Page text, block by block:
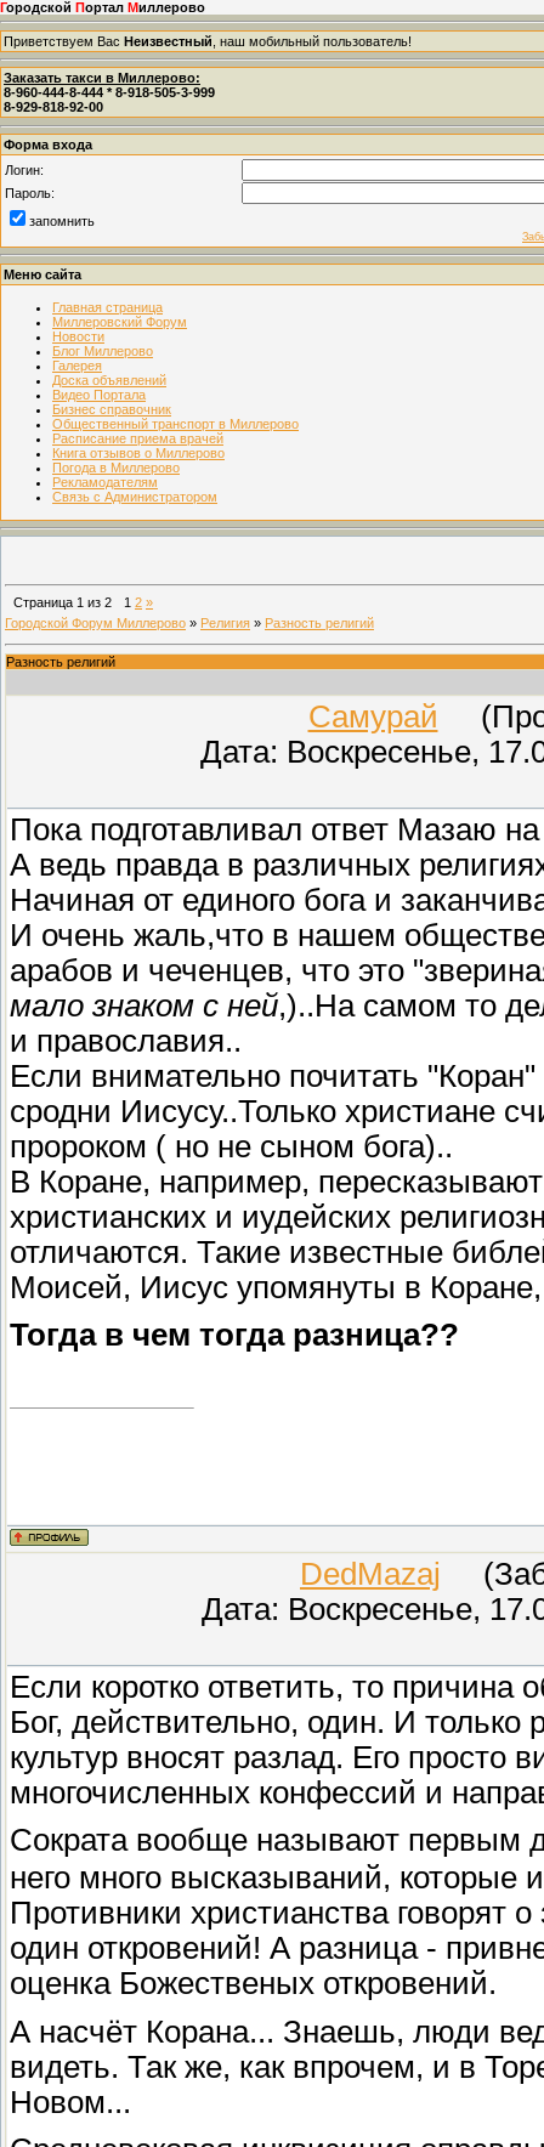
Городской Портал Миллерово
Приветствуем Вас Неизвестный , наш мобильный пользователь!
Заказать такси в Миллерово:
8-960-444-8-444 * 8-918-505-3-999
8-929-818-92-00
Форма входа
Логин:
Пароль:
запомнить
Меню сайта
Главная страница
Миллеровский Форум
Новости
Блог Миллерово
Галерея
Доска объявлений
Видео Портала
Бизнес справочник
Общественный транспорт в Миллерово
Расписание приема врачей
Книга отзывов о Миллерово
Погода в Миллерово
Рекламодателям
Связь с Администратором
Страница 1 из 2 1 2 »
Городской Форум Миллерово » Религия » Разность религий
Разность религий
Самурай
Дата: Воскресенье,
Пока подготавливал ответ Мазаю
А ведь правда в различных
Начиная от единого бога и
И очень жаль,что в нашем
арабов и чеченцев, что это
мало знаком с ней,)..На самом то
и православия..
Если внимательно почитать
сродни Иисусу..Только христиане
пророком ( но не сыном бога)..
В Коране, например,
христианских и иудейских
отличаются. Такие известные
Моисей, Иисус упомянуты в
Тогда в чем тогда разница??
DedMazaj
Дата: Воскресенье,
Если коротко ответить, то
Бог, действительно, один. И
культур вносят разлад. Его просто
многочисленных конфессий и
Сократа вообще называют первым
него много высказываний,
Противники христианства говорят
один откровений! А разница -
оценка Божественых откровений.
А насчёт Корана... Знаешь, люди
видеть. Так же, как впрочем, и в
Новом...